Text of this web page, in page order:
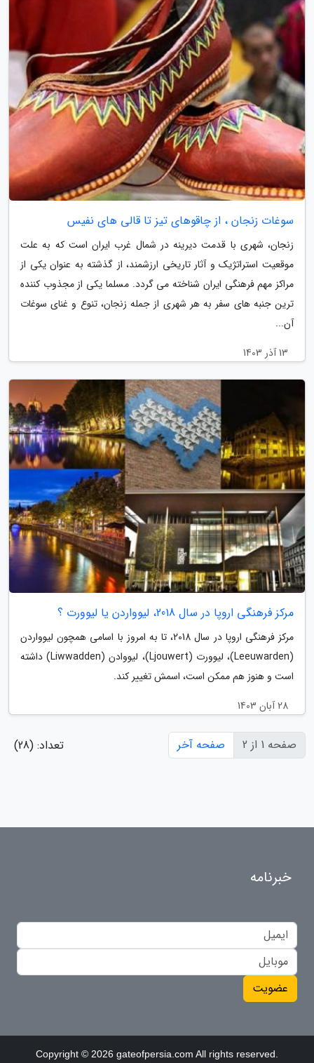
سوغات زنجان ، از چاقوهای تیز تا قالی های نفیس
زنجان، شهری با قدمت دیرینه در شمال غرب ایران است که به علت
موقعیت استراتژیک و آثار تاریخی ارزشمند، از گذشته به عنوان یکی از
مراکز مهم فرهنگی ایران شناخته می گردد. مسلما یکی از مجذوب کننده
ترین جنبه های سفر به هر شهری از جمله زنجان، تنوع و غنای سوغات
آن...
13 آذر 1403
مرکز فرهنگی اروپا در سال 2018، لیوواردن یا لیوورت ؟
مرکز فرهنگی اروپا در سال 2018، تا به امروز با اسامی همچون لیوواردن
(Leeuwarden)، لیوورت (Ljouwert)، لیووادن (Liwwadden) داشته
است و هنوز هم ممکن است، اسمش تغییر کند.
28 آبان 1403
صفحه 1 از 2 صفحه آخر تعداد: (28)
خبرنامه
عضویت
Copyright © 2026 gateofpersia.com All rights reserved.